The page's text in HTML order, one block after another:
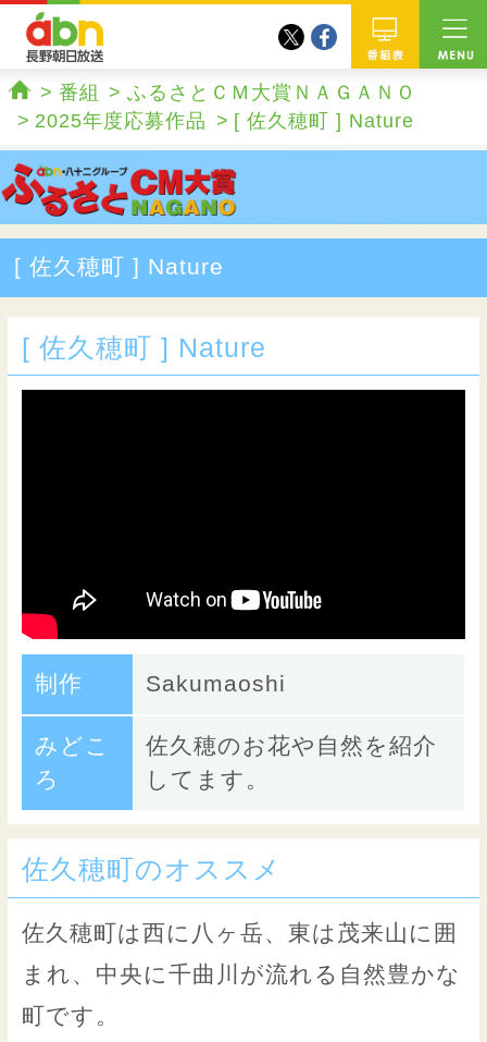
twitterfacebook
ホーム
番組
ふるさとＣＭ大賞ＮＡＧＡＮＯ
2025年度応募作品
[ 佐久穂町 ] Nature
[ 佐久穂町 ] Nature
[ 佐久穂町 ] Nature
制作 Sakumaoshi
みどこ
ろ
佐久穂のお花や自然を紹介
してます。
佐久穂町のオススメ
佐久穂町は西に八ヶ岳、東は茂来山に囲
まれ、中央に千曲川が流れる自然豊かな
町です。